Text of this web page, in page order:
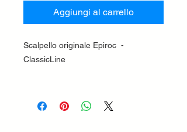
Aggiungi al carrello
Scalpello originale Epiroc -
ClassicLine